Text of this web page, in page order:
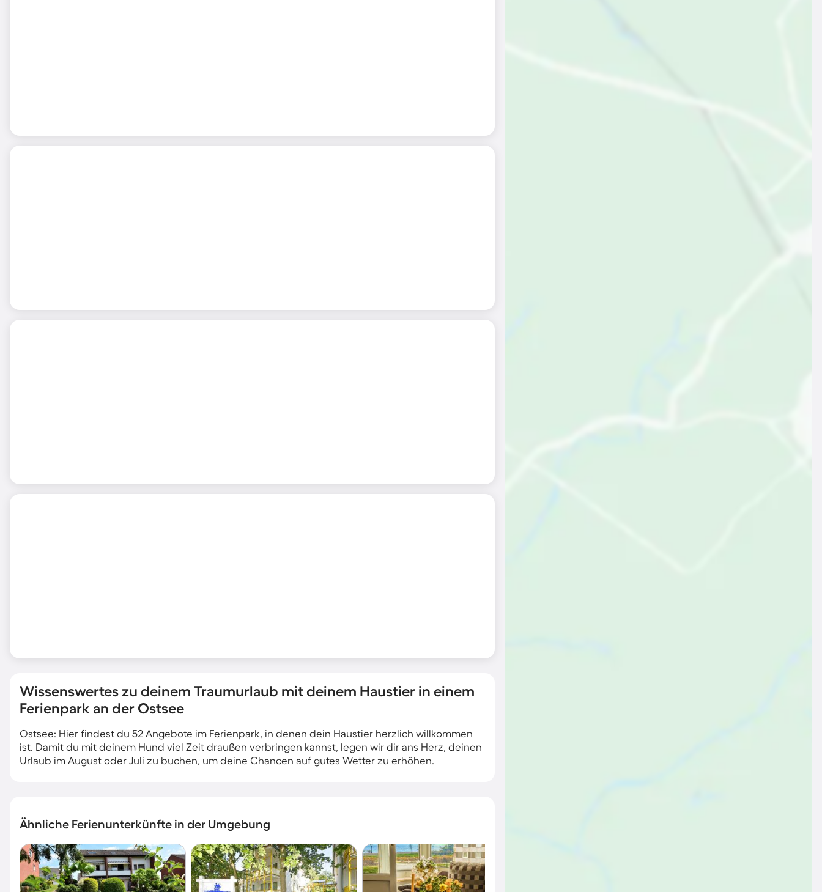
Wissenswertes zu deinem Traumurlaub mit deinem Haustier in einem
Ferienpark an der Ostsee
Ostsee: Hier findest du 52 Angebote im Ferienpark, in denen dein Haustier herzlich willkommen
ist. Damit du mit deinem Hund viel Zeit draußen verbringen kannst, legen wir dir ans Herz, deinen
Urlaub im August oder Juli zu buchen, um deine Chancen auf gutes Wetter zu erhöhen.
Ähnliche Ferienunterkünfte in der Umgebung